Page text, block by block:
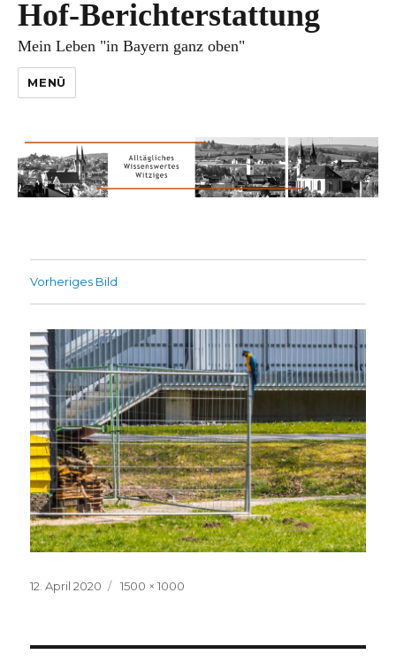
Hof-Berichterstattung
Mein Leben "in Bayern ganz oben"
MENÜ
Vorheriges Bild
Veröffentlicht
12. April 2020
Volle
1500 × 1000